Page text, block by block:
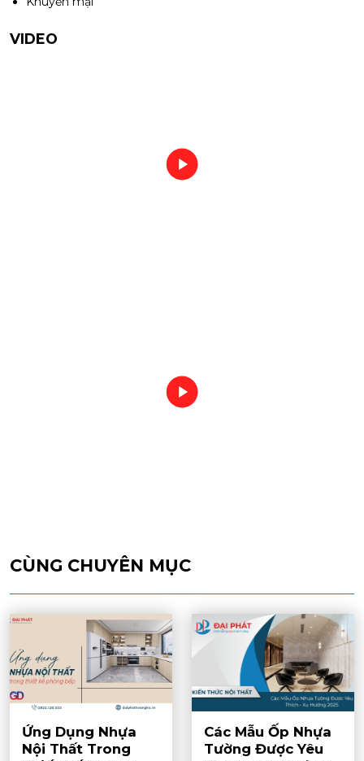
VIDEO
CÙNG CHUYÊN MỤC
Ứng Dụng Nhựa
Nội Thất Trong
Các Mẫu Ốp Nhựa
Tường Được Yêu